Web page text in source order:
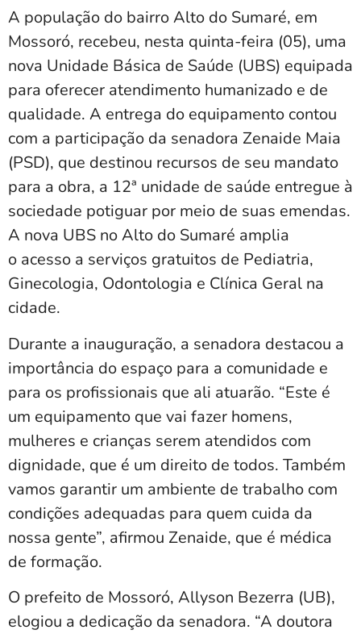
A população do bairro Alto do Sumaré, em
Mossoró, recebeu, nesta quinta-feira (05), uma
nova Unidade Básica de Saúde (UBS) equipada
para oferecer atendimento humanizado e de
qualidade. A entrega do equipamento contou
com a participação da senadora Zenaide Maia
(PSD), que destinou recursos de seu mandato
para a obra, a 12ª unidade de saúde entregue à
sociedade potiguar por meio de suas emendas.
A nova UBS no Alto do Sumaré amplia
o acesso a serviços gratuitos de Pediatria,
Ginecologia, Odontologia e Clínica Geral na
cidade.
Durante a inauguração, a senadora destacou a
importância do espaço para a comunidade e
para os profissionais que ali atuarão. “Este é
um equipamento que vai fazer homens,
mulheres e crianças serem atendidos com
dignidade, que é um direito de todos. Também
vamos garantir um ambiente de trabalho com
condições adequadas para quem cuida da
nossa gente”, afirmou Zenaide, que é médica
de formação.
O prefeito de Mossoró, Allyson Bezerra (UB),
elogiou a dedicação da senadora. “A doutora